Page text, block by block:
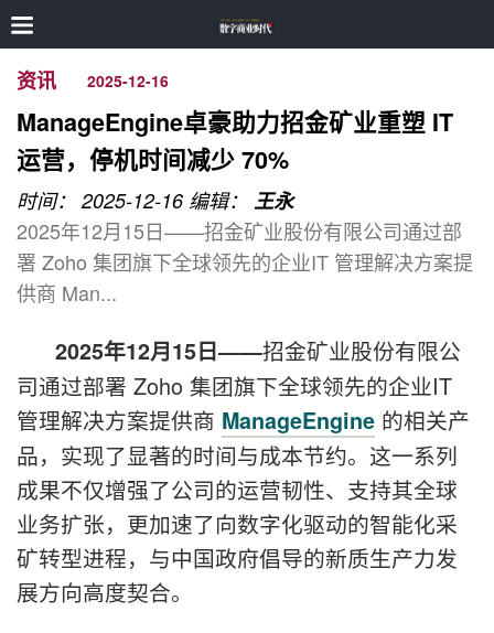
资讯 2025-12-16
ManageEngine卓豪助力招金矿业重塑 IT
运营，停机时间减少 70%
时间： 2025-12-16 编辑： 王永
2025年12月15日——招金矿业股份有限公司通过部
署 Zoho 集团旗下全球领先的企业IT 管理解决方案提
供商 Man...
2025年12月15日——招金矿业股份有限公
司通过部署 Zoho 集团旗下全球领先的企业IT
管理解决方案提供商 ManageEngine 的相关产
品，实现了显著的时间与成本节约。这一系列
成果不仅增强了公司的运营韧性、支持其全球
业务扩张，更加速了向数字化驱动的智能化采
矿转型进程，与中国政府倡导的新质生产力发
展方向高度契合。